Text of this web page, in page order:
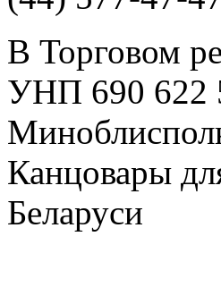
В Торговом
УНП 690 622
Канцовары
Беларуси